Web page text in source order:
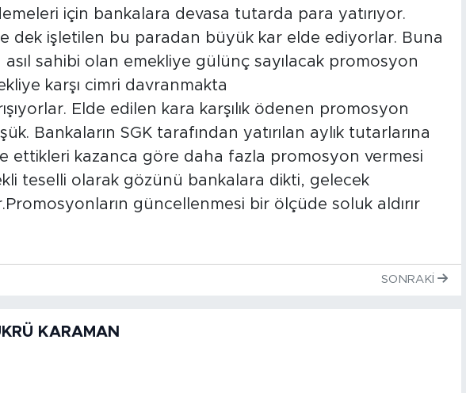
için bankalara devasa tutarda para yatırıyor.
dek işletilen bu paradan büyük kar elde ediyorlar. Buna
asıl sahibi olan emekliye gülünç sayılacak promosyon
karşı cimri davranmakta
Elde edilen kara karşılık ödenen promosyon
Bankaların SGK tarafından yatırılan aylık tutarlarına
ettikleri kazanca göre daha fazla promosyon vermesi
teselli olarak gözünü bankalara dikti, gelecek
güncellenmesi bir ölçüde soluk aldırır
SONRAKI
KARAMAN